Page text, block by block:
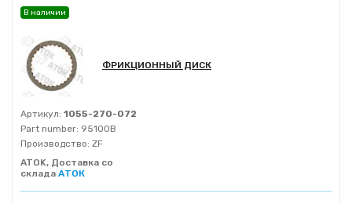
ФРИКЦИОННЫЙ ДИСК
Артикул: 1055-270-072
Part number: 95100B
Производство: ZF
ATOK, Доставка со
склада АТОК
В наличии